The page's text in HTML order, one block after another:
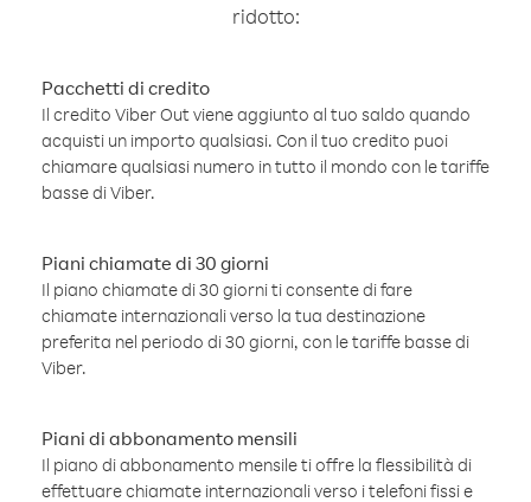
ridotto:
Pacchetti di credito
Il credito Viber Out viene aggiunto al tuo saldo quando
acquisti un importo qualsiasi. Con il tuo credito puoi
chiamare qualsiasi numero in tutto il mondo con le tariffe
basse di Viber.
Piani chiamate di 30 giorni
Il piano chiamate di 30 giorni ti consente di fare
chiamate internazionali verso la tua destinazione
preferita nel periodo di 30 giorni, con le tariffe basse di
Viber.
Piani di abbonamento mensili
Il piano di abbonamento mensile ti offre la flessibilità di
effettuare chiamate internazionali verso i telefoni fissi e